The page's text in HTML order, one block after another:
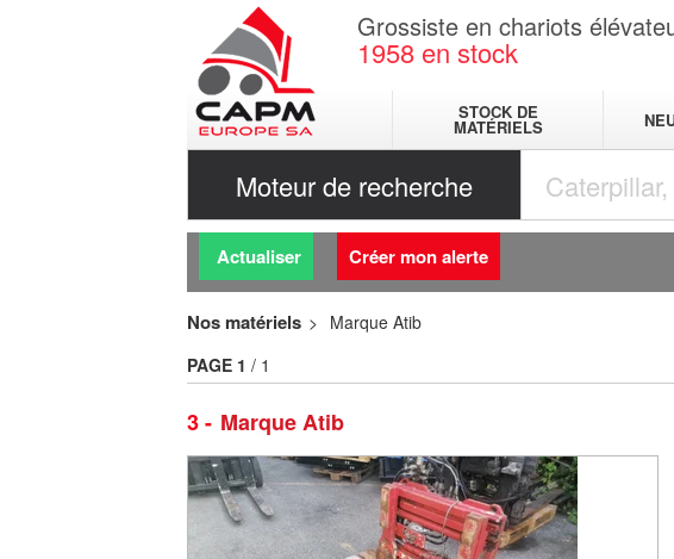
Grossiste en chariots
1958 en stock
STOCK DE
MATÉRIELS
Moteur de recherche
Actualiser Créer mon alerte
Nos matériels Marque Atib
3 Marque Atib
PAGE 1 / 1